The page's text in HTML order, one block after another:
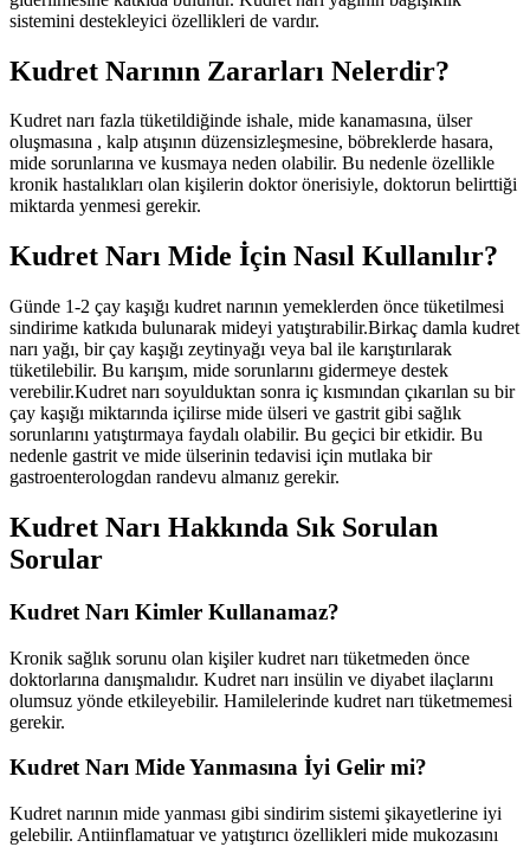
sistemini destekleyici özellikleri de vardır.
Kudret Narının Zararları Nelerdir?
Kudret narı fazla tüketildiğinde ishale, mide kanamasına, ülser
oluşmasına , kalp atışının düzensizleşmesine, böbreklerde hasara,
mide sorunlarına ve kusmaya neden olabilir. Bu nedenle özellikle
kronik hastalıkları olan kişilerin doktor önerisiyle, doktorun belirttiği
miktarda yenmesi gerekir.
Kudret Narı Mide İçin Nasıl Kullanılır?
Günde 1-2 çay kaşığı kudret narının yemeklerden önce tüketilmesi
sindirime katkıda bulunarak mideyi yatıştırabilir.Birkaç damla kudret
narı yağı, bir çay kaşığı zeytinyağı veya bal ile karıştırılarak
tüketilebilir. Bu karışım, mide sorunlarını gidermeye destek
verebilir.Kudret narı soyulduktan sonra iç kısmından çıkarılan su bir
çay kaşığı miktarında içilirse mide ülseri ve gastrit gibi sağlık
sorunlarını yatıştırmaya faydalı olabilir. Bu geçici bir etkidir. Bu
nedenle gastrit ve mide ülserinin tedavisi için mutlaka bir
gastroenterologdan randevu almanız gerekir.
Kudret Narı Hakkında Sık Sorulan
Sorular
Kudret Narı Kimler Kullanamaz?
Kronik sağlık sorunu olan kişiler kudret narı tüketmeden önce
doktorlarına danışmalıdır. Kudret narı insülin ve diyabet ilaçlarını
olumsuz yönde etkileyebilir. Hamilelerinde kudret narı tüketmemesi
gerekir.
Kudret Narı Mide Yanmasına İyi Gelir mi?
Kudret narının mide yanması gibi sindirim sistemi şikayetlerine iyi
gelebilir. Antiinflamatuar ve yatıştırıcı özellikleri mide mukozasını